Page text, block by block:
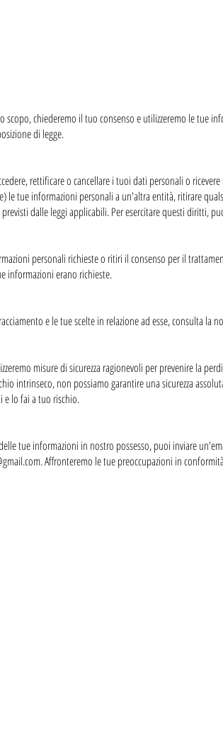
scopo, chiederemo il tuo consenso e utilizzeremo le tue
di legge.
rettificare o cancellare i tuoi dati personali o
le tue informazioni personali a un'altra entità, ritirare
dalle leggi applicabili. Per esercitare questi diritti,
personali richieste o ritiri il consenso per il
informazioni erano richieste.
e le tue scelte in relazione ad esse, consulta la
misure di sicurezza ragionevoli per prevenire la
intrinseco, non possiamo garantire una sicurezza
e lo fai a tuo rischio.
tue informazioni in nostro possesso, puoi inviare
. Affronteremo le tue preoccupazioni in